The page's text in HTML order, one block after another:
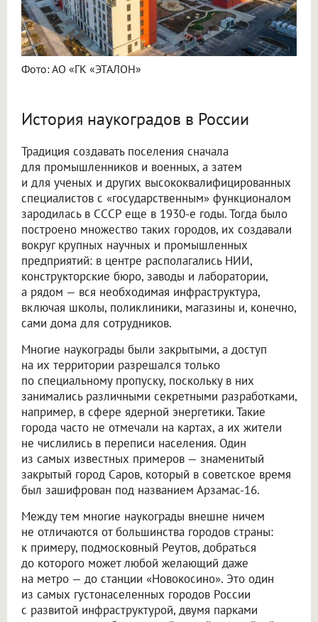
Фото: АО «ГК «ЭТАЛОН»
История наукоградов в России
Традиция создавать поселения сначала
для промышленников и военных, а затем
и для ученых и других высококвалифицированных
специалистов с «государственным» функционалом
зародилась в СССР еще в 1930-е годы. Тогда было
построено множество таких городов, их создавали
вокруг крупных научных и промышленных
предприятий: в центре располагались НИИ,
конструкторские бюро, заводы и лаборатории,
а рядом — вся необходимая инфраструктура,
включая школы, поликлиники, магазины и, конечно,
сами дома для сотрудников.
Многие наукограды были закрытыми, а доступ
на их территории разрешался только
по специальному пропуску, поскольку в них
занимались различными секретными разработками,
например, в сфере ядерной энергетики. Такие
города часто не отмечали на картах, а их жители
не числились в переписи населения. Один
из самых известных примеров — знаменитый
закрытый город Саров, который в советское время
был зашифрован под названием Арзамас-16.
Между тем многие наукограды внешне ничем
не отличаются от большинства городов страны:
к примеру, подмосковный Реутов, добраться
до которого может любой желающий даже
на метро — до станции «Новокосино». Это один
из самых густонаселенных городов России
с развитой инфраструктурой, двумя парками